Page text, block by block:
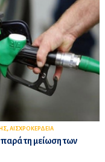
, ΑΙΣΧΡΟΚΕΡΔΕΙΑ
παρά τη μείωση των